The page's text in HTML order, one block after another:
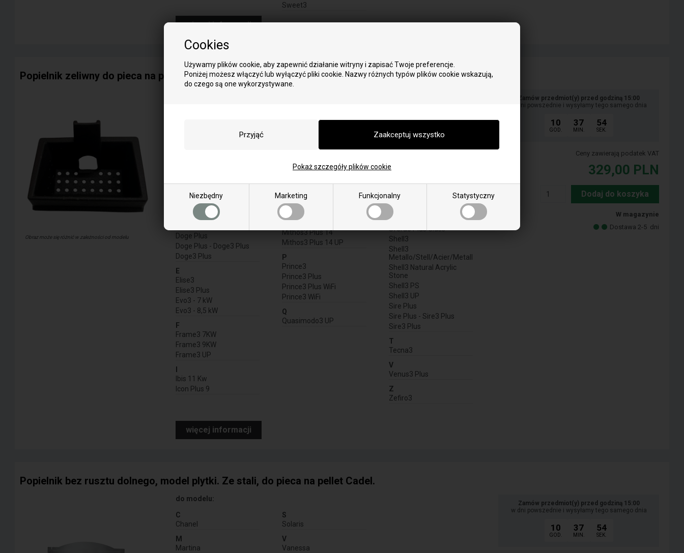
Cookies
Używamy plików cookie, aby zapewnić działanie witryny i zapisać Twoje preferencje.
Poniżej możesz włączyć lub wyłączyć pliki cookie. Nazwy różnych typów plików cookie wskazują,
do czego są one wykorzystywane.
Niezbędny Marketing Funkcjonalny Statystyczny
Pokaż szczegóły plików cookie
Sweet3
więcej informacji
Popielnik zeliwny do pieca na pellet Cadel
Obraz może się różnić w zależności od modelu
Cristal Plus 9
Cristal3 8,5
Cristal3 8,5 KW WIFI
Doge Plus
Doge Plus - Doge3 Plus
Doge3 Plus
E
Elise3
Elise3 Plus
Evo3 - 7 kW
Evo3 - 8,5 kW
F
Frame3 7KW
Frame3 9KW
Frame3 UP
Ibis 11 Kw
Icon Plus 9
Kriss3 - 8,5 KW WiFi
Kriss3 - 9 KW WiFi
M
Mithos Plus 12 PS
Mithos Plus 14 PS
Mithos3 Plus 12
Mithos3 Plus 12 UP
Mithos3 Plus 14
Mithos3 Plus 14 UP
P
Prince3
Prince3 Plus
Prince3 Plus WiFi
Prince3 WiFi
Q
Quasimodo3 UP
Sfera - Sfera3
Sfera GLASS
Sfera Plus GLASS
Sfera3
Sfera3 Plus
Sfera3 Plus Glass
Shell3
Shell3
Metallo/Stell/Acier/Metall
Shell3 Natural Acrylic
Stone
Shell3 PS
Shell3 UP
Sire Plus
Sire Plus - Sire3 Plus
Sire3 Plus
T
Tecna3
V
Venus3 Plus
Z
Zefiro3
więcej informacji
Zamów przedmiot(y) przed godziną 15:00
w dni powszednie i wysyłamy tego samego dnia
10
GOD.
37
MIN.
53
SEK.
Ceny zawierają podatek VAT
329,00 PLN
Dodaj do koszyka
W magazynie
Dostawa 2-5 dni
Popielnik bez rusztu dolnego, model plytki. Ze stali, do pieca na pellet Cadel.
do modelu:
C
Chanel
M
Martina
S
Solaris
V
Vanessa
Zamów przedmiot(y) przed godziną 15:00
w dni powszednie i wysyłamy tego samego dnia
10
GOD.
37
MIN.
53
SEK.